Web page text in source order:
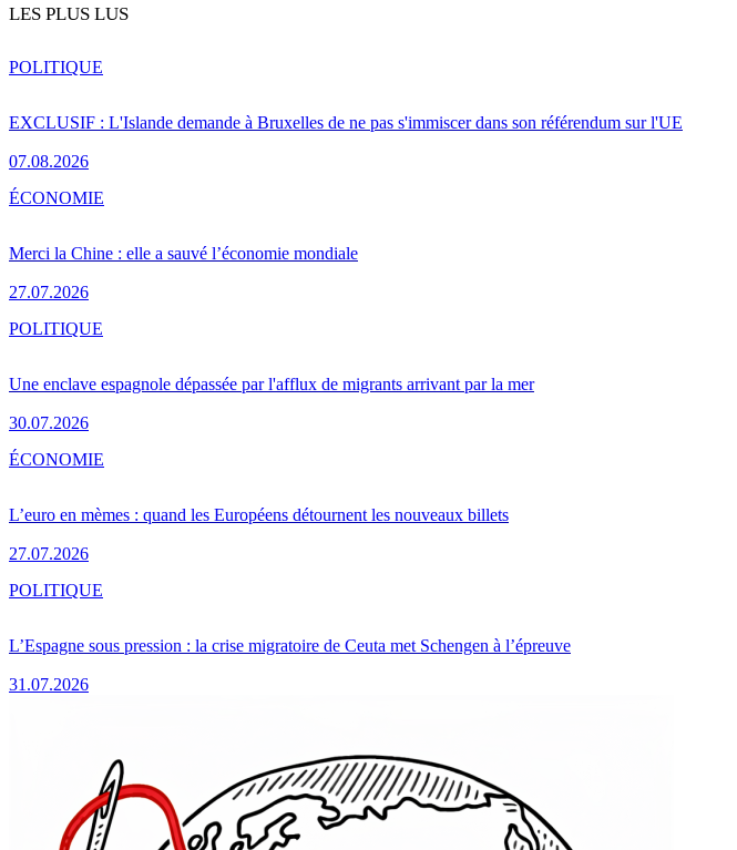
LES PLUS LUS
EXCLUSIF : L'Islande demande à Bruxelles de ne pas s'immiscer dans son référendum sur l'UE
07.08.2026
POLITIQUE
Merci la Chine : elle a sauvé l’économie mondiale
27.07.2026
ÉCONOMIE
Une enclave espagnole dépassée par l'afflux de migrants arrivant par la mer
30.07.2026
POLITIQUE
L’euro en mèmes : quand les Européens détournent les nouveaux billets
27.07.2026
ÉCONOMIE
L’Espagne sous pression : la crise migratoire de Ceuta met Schengen à l’épreuve
31.07.2026
POLITIQUE